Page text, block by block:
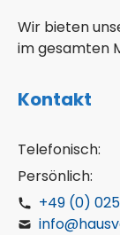
Wir bieten
im gesamten
Kontakt
Telefonisch:
Persönlich:
+49 (0)